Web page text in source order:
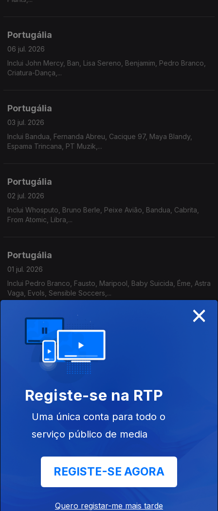
Portugália
06 jul. 2026
Inclui John Mercy, Ban, Lisa Sereno, Benjamim, Pedro Branco,
Criatura-Dança,...
Portugália
03 jul. 2026
Inclui Bandua, Fernanda Abreu, Cacique 97, Maya Blandy,
Espama Trincana, PT Muzik,...
Portugália
02 jul. 2026
Inclui Whosputo, Bruno Berle, Peixe Avião, Bandua, Cabrita,
From Atomic, Libra,...
Portugália
01 jul. 2026
Inclui Pedro Branco, Fausto, Maripool, Baby Suicida, Éme, Astra
Vaga, Evols, Sensible Soccers,...
Portugália
30 jun. 2026
Inclui Maya Blandy, Bandua, Glass Glass, Exclusive, Os
Cabides, Jardim do Enforcado, Der Still,...
Portugália
29 jun. 2026
Entrevista com Jhon Douglas sobre o disco "Jhon Douglas de
Vilhena". Natural do estado de Rondônia, este artista
com gritos de cidadania.
26 jun. 2026
Inclui Jahmar Stone, Jafúmega, Bruno Berle, Terra Livre,
×
Registe-se na RTP
Uma única conta para todo o
serviço público de media
REGISTE-SE AGORA
Quero registar-me mais tarde